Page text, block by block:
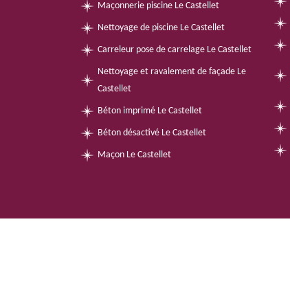
Maçonnerie piscine Le Castellet
Nettoyage de piscine Le Castellet
Carreleur pose de carrelage Le Castellet
Nettoyage et ravalement de façade Le
Castellet
Béton imprimé Le Castellet
Béton désactivé Le Castellet
Maçon Le Castellet